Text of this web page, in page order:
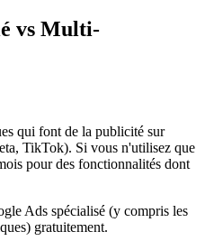
vs Multi-
qui font de la publicité sur
TikTok). Si vous n'utilisez que
pour des fonctionnalités dont
Ads spécialisé (y compris les
gratuitement.